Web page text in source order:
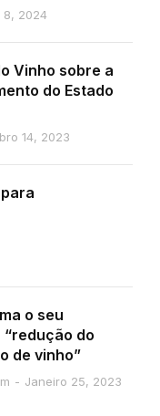
8, 2024
Vinho sobre a
do Estado
14, 2023
o seu
do
de vinho”
Janeiro 25, 2023